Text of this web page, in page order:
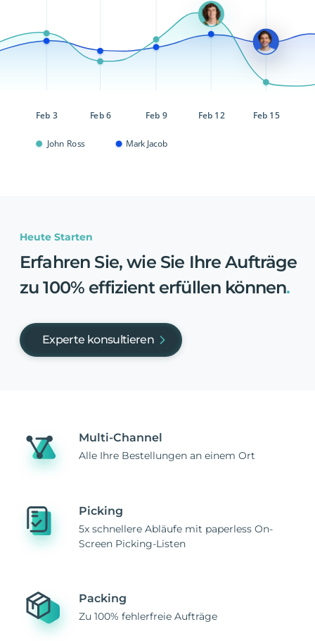
Heute Starten
Erfahren Sie, wie Sie Ihre Aufträge
zu 100% effizient erfüllen können.
Experte konsultieren
Multi-Channel
Alle Ihre Bestellungen an einem Ort
Picking
5x schnellere Abläufe mit paperless On-
Screen Picking-Listen
Packing
Zu 100% fehlerfreie Aufträge